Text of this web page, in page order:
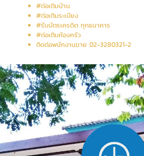
#ต่อเติมบ้าน
#ต่อเติมระเบียง
#รับบัตรเครดิต ทุกธนาคาร
#ต่อเติมห้องครัว
ติดต่อพนักงานขาย 02-3280321-2